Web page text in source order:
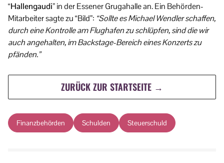
“Hallengaudi”in der Essener Grugahalle an. Ein Behörden-
Mitarbeiter sagte zu “Bild”: “Sollte es Michael Wendler schaffen,
durch eine Kontrolle am Flughafen zu schlüpfen, sind die wir
auch angehalten, im Backstage-Bereich eines Konzerts zu
pfänden.”
ZURÜCK ZUR STARTSEITE →
Finanzbehörden Schulden Steuerschuld